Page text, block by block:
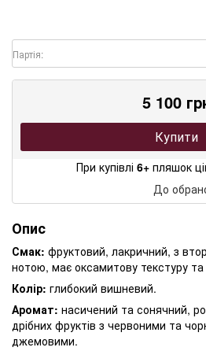
Партія:
5 100
Купити
При купівлі 6+ пляшок
До
Опис
Смак: фруктовий, лакричний, з
нотою, має оксамитову текстуру та
Колір: глибокий вишневий.
Аромат: насичений та сонячний,
дрібних фруктів з червоними та
джемовими.